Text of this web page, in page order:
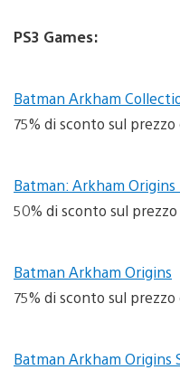
PS3 Games:
Batman Arkham
75% di sconto sul
Batman: Arkham
50% di sconto sul
Batman Arkham Origins
75% di sconto sul
Batman Arkham Origins